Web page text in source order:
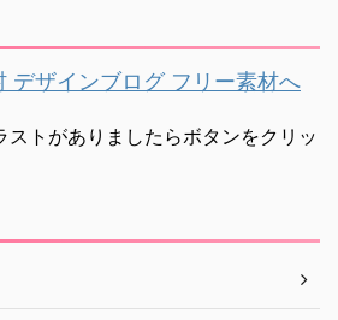
ストがありましたらボタンをクリッ